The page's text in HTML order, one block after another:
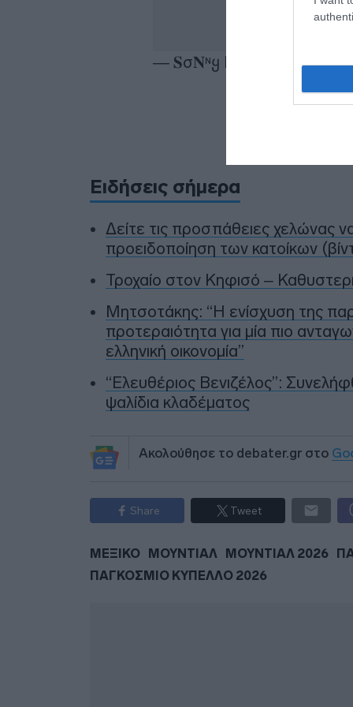
— 𝐒σ𝐍ᶰყ  (@SonniTx)
Ειδήσεις σήμερα
Δείτε τις προσπάθειες χελώνας
προειδοποίηση των κατοίκων
Τροχαίο στον Κηφισό –
Μητσοτάκης: “Η ενίσχυση της
προτεραιότητα για μία πιο
ελληνική οικονομία”
“Ελευθέριος Βενιζέλος”:
ψαλίδια κλαδέματος
Ακολούθησε το debater.gr στο
Share Tweet
ΜΕΞΙΚΟ ΜΟΥΝΤΙΑΛ ΜΟΥΝΤΙΑΛ 2026
ΠΑΓΚΟΣΜΙΟ ΚΥΠΕΛΛΟ 2026